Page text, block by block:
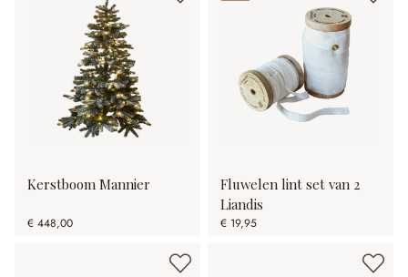
Kerstboom Mannier
€ 448,00
Fluwelen lint set van 2
Liandis
€ 19,95